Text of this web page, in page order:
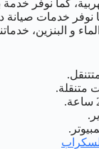
كما نوفر
نوفر خدمات صيانة
و البنزين،
متنقلة.